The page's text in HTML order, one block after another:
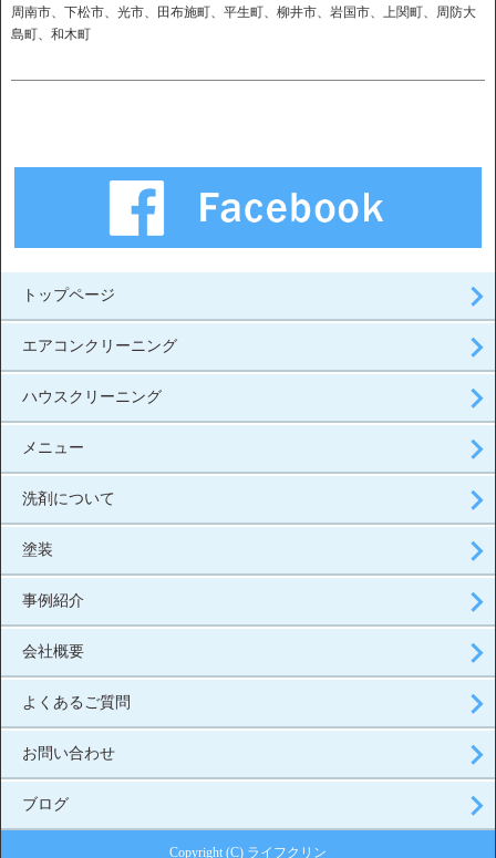
周南市、下松市、光市、田布施町、平生町、柳井市、岩国市、上関町、周防大
島町、和木町
トップページ
エアコンクリーニング
ハウスクリーニング
メニュー
洗剤について
塗装
事例紹介
会社概要
よくあるご質問
お問い合わせ
ブログ
Copyright (C) ライフクリン